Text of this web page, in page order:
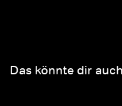
Das könnte dir